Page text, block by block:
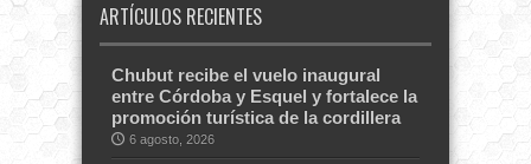
ARTÍCULOS RECIENTES
Chubut recibe el vuelo inaugural
entre Córdoba y Esquel y fortalece la
promoción turística de la cordillera
6 agosto, 2026